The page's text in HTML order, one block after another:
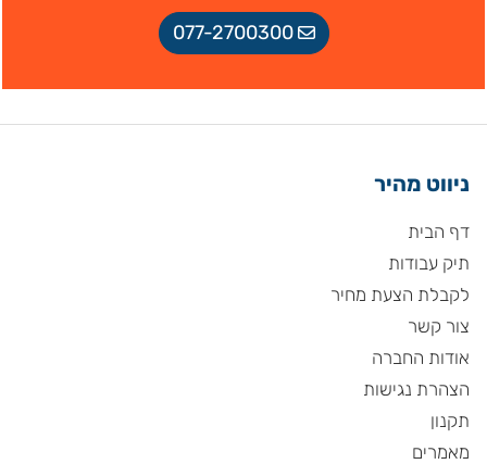
077-2700300
ניווט מהיר
דף הבית
תיק עבודות
לקבלת הצעת מחיר
צור קשר
אודות החברה
הצהרת נגישות
תקנון
מאמרים